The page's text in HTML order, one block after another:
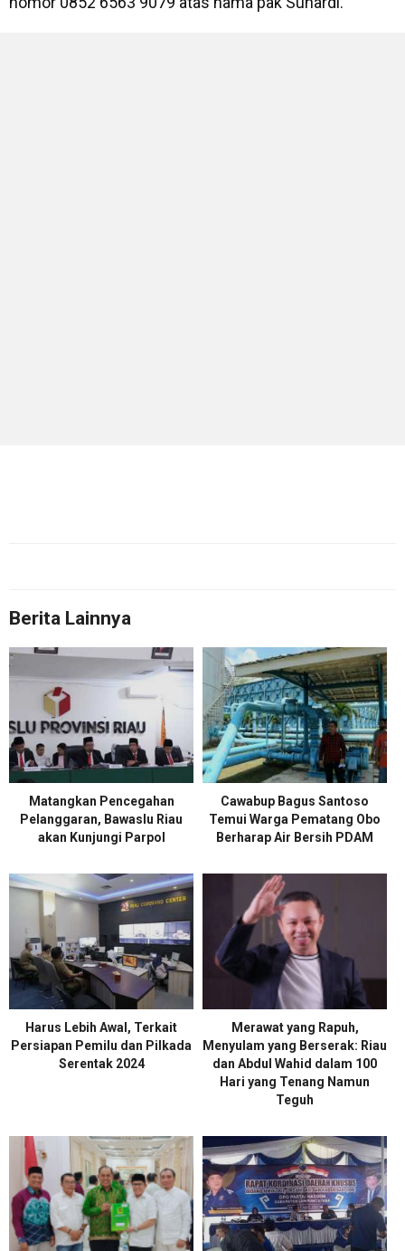
Berita Lainnya
Matangkan Pencegahan
Pelanggaran, Bawaslu Riau
akan Kunjungi Parpol
Cawabup Bagus Santoso
Temui Warga Pematang Obo
Berharap Air Bersih PDAM
Harus Lebih Awal, Terkait
Persiapan Pemilu dan Pilkada
Serentak 2024
Merawat yang Rapuh,
Menyulam yang Berserak: Riau
dan Abdul Wahid dalam 100
Hari yang Tenang Namun
Teguh